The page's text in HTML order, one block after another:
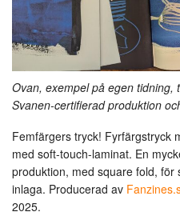
Ovan, exempel på egen tidning,
Svanen-certifierad produktion
Femfärgers tryck! Fyrfärgstryck
med soft-touch-laminat. En
produktion, med square fold, för
inlaga. Producerad av
2025.